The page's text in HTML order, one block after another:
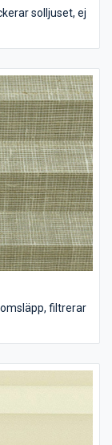
solljuset, ej
filtrerar